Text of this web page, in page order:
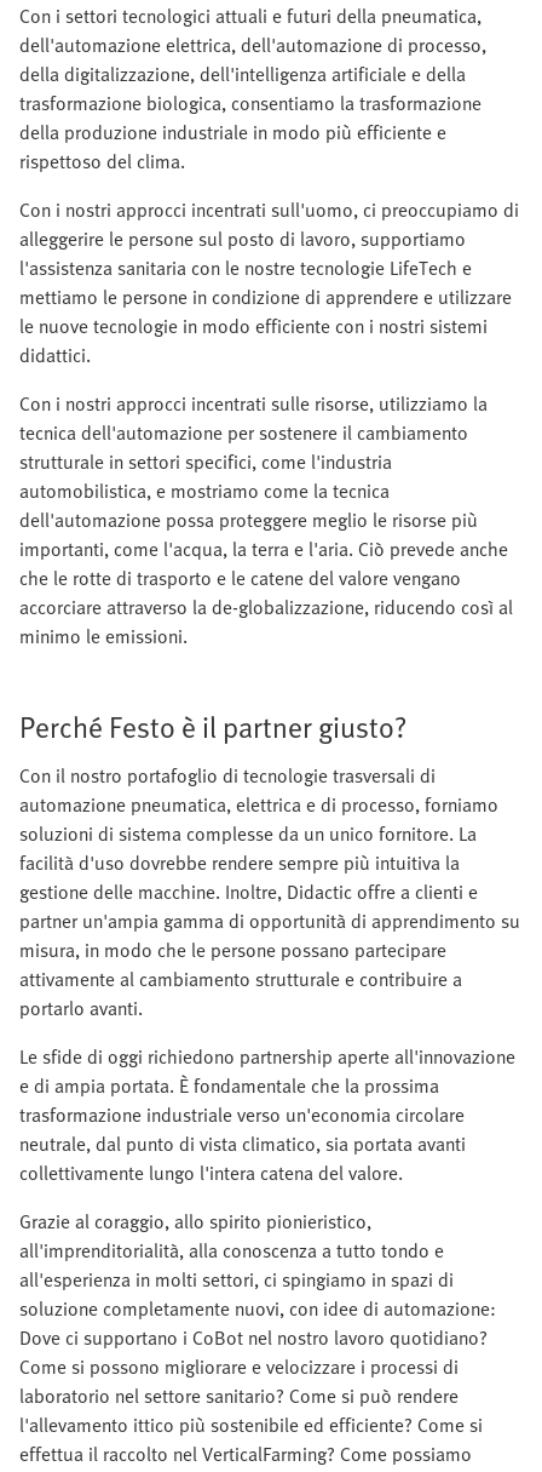
Con i settori tecnologici attuali e futuri della pneumatica,
dell'automazione elettrica, dell'automazione di processo,
della digitalizzazione, dell'intelligenza artificiale e della
trasformazione biologica, consentiamo la trasformazione
della produzione industriale in modo più efficiente e
rispettoso del clima.
Con i nostri approcci incentrati sull'uomo, ci preoccupiamo di
alleggerire le persone sul posto di lavoro, supportiamo
l'assistenza sanitaria con le nostre tecnologie LifeTech e
mettiamo le persone in condizione di apprendere e utilizzare
le nuove tecnologie in modo efficiente con i nostri sistemi
didattici.
Con i nostri approcci incentrati sulle risorse, utilizziamo la
tecnica dell'automazione per sostenere il cambiamento
strutturale in settori specifici, come l'industria
automobilistica, e mostriamo come la tecnica
dell'automazione possa proteggere meglio le risorse più
importanti, come l'acqua, la terra e l'aria. Ciò prevede anche
che le rotte di trasporto e le catene del valore vengano
accorciare attraverso la de-globalizzazione, riducendo così al
minimo le emissioni.
Perché Festo è il partner giusto?
Con il nostro portafoglio di tecnologie trasversali di
automazione pneumatica, elettrica e di processo, forniamo
soluzioni di sistema complesse da un unico fornitore. La
facilità d'uso dovrebbe rendere sempre più intuitiva la
gestione delle macchine. Inoltre, Didactic offre a clienti e
partner un'ampia gamma di opportunità di apprendimento su
misura, in modo che le persone possano partecipare
attivamente al cambiamento strutturale e contribuire a
portarlo avanti.
Le sfide di oggi richiedono partnership aperte all'innovazione
e di ampia portata. È fondamentale che la prossima
trasformazione industriale verso un'economia circolare
neutrale, dal punto di vista climatico, sia portata avanti
collettivamente lungo l'intera catena del valore.
Grazie al coraggio, allo spirito pionieristico,
all'imprenditorialità, alla conoscenza a tutto tondo e
all'esperienza in molti settori, ci spingiamo in spazi di
soluzione completamente nuovi, con idee di automazione:
Dove ci supportano i CoBot nel nostro lavoro quotidiano?
Come si possono migliorare e velocizzare i processi di
laboratorio nel settore sanitario? Come si può rendere
l'allevamento ittico più sostenibile ed efficiente? Come si
effettua il raccolto nel VerticalFarming? Come possiamo